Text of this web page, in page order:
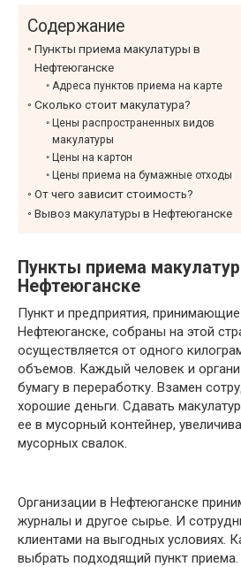
Содержание
Пункты приема макулатуры в
Нефтеюганске
Адреса пунктов приема на карте
Сколько стоит макулатура?
Цены распространенных видов
макулатуры
Цены на картон
Цены приема на бумажные отходы
От чего зависит стоимость?
Вывоз макулатуры в Нефтеюганске
Пункты приема
Нефтеюганске
Пункт и предприятия, принимающие
Нефтеюганске, собраны на этой
осуществляется от одного
объемов. Каждый человек и
бумагу в переработку. Взамен
хорошие деньги. Сдавать
ее в мусорный контейнер,
мусорных свалок.
Организации в Нефтеюганске
журналы и другое сырье. И
клиентами на выгодных условиях.
выбрать подходящий пункт приема.